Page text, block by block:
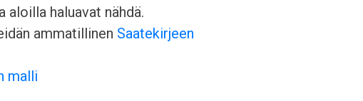
haluavat nähdä.
ammatillinen Saatekirjeen
malli